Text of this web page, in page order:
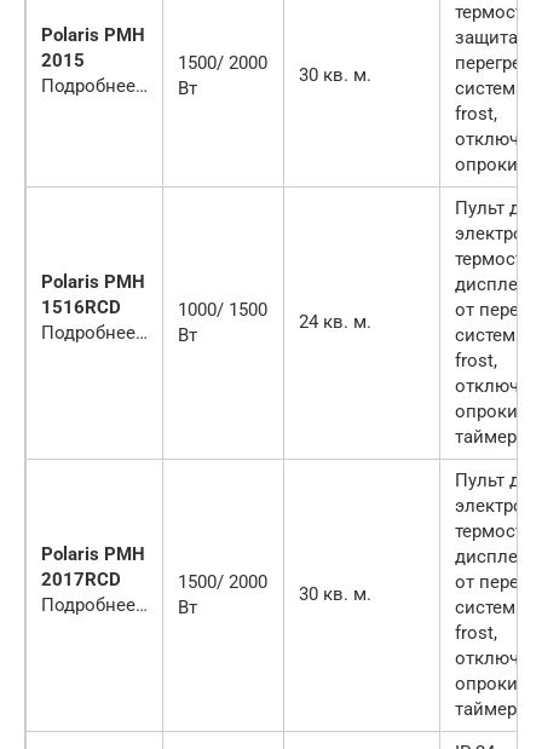
Polaris PMH
2015
Подробнее…
1500/ 2000
Вт
30 кв. м.
защита от
система
frost,
Polaris PMH
1516RCD
Подробнее…
1000/ 1500
Вт
24 кв. м.
Пульт д/у,
дисплей,
от
система
frost,
таймер
Polaris PMH
2017RCD
Подробнее…
1500/ 2000
Вт
30 кв. м.
Пульт д/у,
дисплей,
от
система
frost,
таймер